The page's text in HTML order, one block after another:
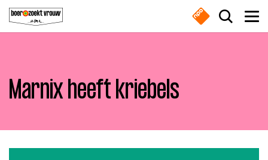
Overslaan en naar de inhoud gaan
ZoekMenu
Boeren
Nieuws
Waar ben je naar op zoek?
Marnix heeft kriebels